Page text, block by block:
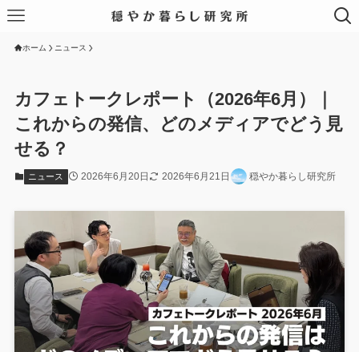
ホーム ニュース
カフェトークレポート（2026年6月）｜
これからの発信、どのメディアでどう見
せる？
ニュース 2026年6月20日 2026年6月21日 穏やか暮らし研究所